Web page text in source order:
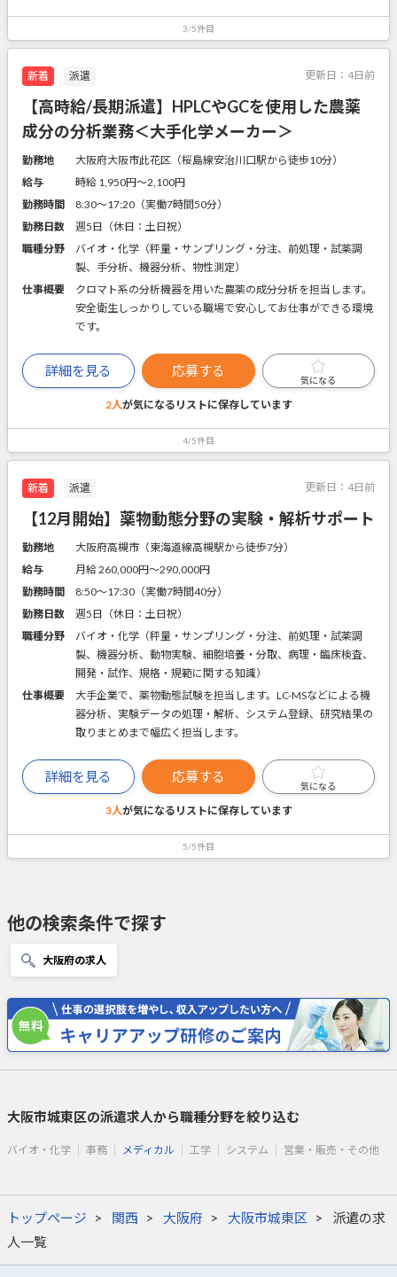
3/5件目
新着 派遣 更新日： 4日前
【高時給/長期派遣】HPLCやGCを使用した農薬
成分の分析業務＜大手化学メーカー＞
勤務地
大阪府大阪市此花区（桜島線安治川口駅から徒歩10分）
給与
時給 1,950円〜2,100円
勤務時間
8:30～17:20（実働7時間50分）
勤務日数
週5日（休日：土日祝）
職種分野
バイオ・化学（秤量・サンプリング・分注、前処理・試薬調
製、手分析、機器分析、物性測定）
仕事概要
クロマト系の分析機器を用いた農薬の成分分析を担当します。
安全衛生しっかりしている職場で安心してお仕事ができる環境
です。
詳細を見る 応募する
気になる
2人が気になるリストに保存しています
4/5件目
新着 派遣 更新日： 4日前
【12月開始】薬物動態分野の実験・解析サポート
勤務地
大阪府高槻市（東海道線高槻駅から徒歩7分）
給与
月給 260,000円〜290,000円
勤務時間
8:50～17:30（実働7時間40分）
勤務日数
週5日（休日：土日祝）
職種分野
バイオ・化学（秤量・サンプリング・分注、前処理・試薬調
製、機器分析、動物実験、細胞培養・分取、病理・臨床検査、
開発・試作、規格・規範に関する知識）
仕事概要
大手企業で、薬物動態試験を担当します。LC-MSなどによる機
器分析、実験データの処理・解析、システム登録、研究結果の
取りまとめまで幅広く担当します。
詳細を見る 応募する
気になる
3人が気になるリストに保存しています
5/5件目
他の検索条件で探す
大阪府の求人
大阪市城東区の派遣求人から職種分野を絞り込む
バイオ・化学 事務 メディカル 工学 システム 営業・販売・その他
トップページ 関西 大阪府 大阪市城東区
派遣の求
人一覧